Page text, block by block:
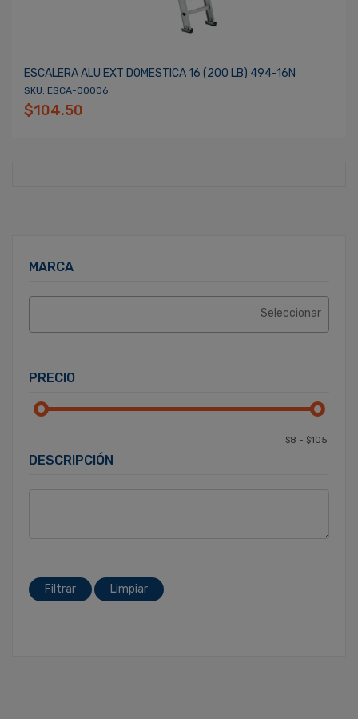
MARCA
PRECIO
DESCRIPCIÓN
Filtrar Limpiar
ESCALERA ALU EXT DOMESTICA 16 (200 LB) 494-16N
SKU: ESCA-00006
$104.50